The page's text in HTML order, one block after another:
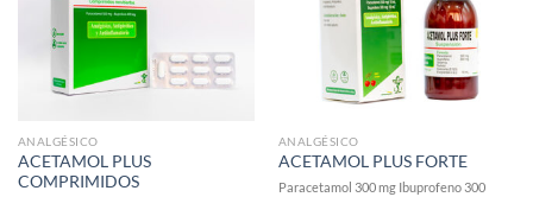
ANALGÉSICO
ACETAMOL PLUS
COMPRIMIDOS
ANALGÉSICO
ACETAMOL PLUS FORTE
Paracetamol 300 mg Ibuprofeno 300